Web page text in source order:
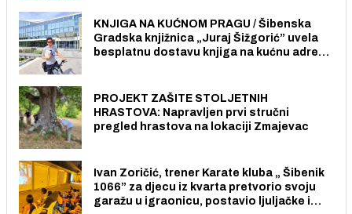
KNJIGA NA KUĆNOM PRAGU / Šibenska
Gradska knjižnica „Juraj Šižgorić” uvela
besplatnu dostavu knjiga na kućnu adresu
PROJEKT ZAŠITE STOLJETNIH
HRASTOVA: Napravljen prvi stručni
pregled hrastova na lokaciji Zmajevac
Ivan Zoričić, trener Karate kluba „ Šibenik
1066” za djecu iz kvarta pretvorio svoju
garažu u igraonicu, postavio ljuljačke i